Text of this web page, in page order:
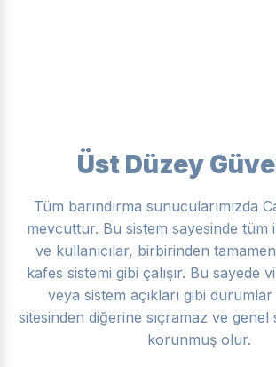
Üst Düzey
Tüm barındırma sunucularımızda
mevcuttur. Bu sistem sayesinde tüm
ve kullanıcılar, birbirinden
kafes sistemi gibi çalışır. Bu sayede
veya sistem açıkları gibi
sitesinden diğerine sıçramaz ve genel
korunmuş olur.